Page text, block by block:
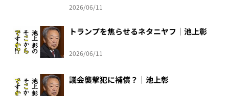
2026/06/11
トランプを焦らせるネタニヤフ｜池上彰
2026/06/11
議会襲撃犯に補償？｜池上彰